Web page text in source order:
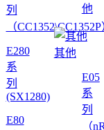
列
（
E280
系
列
(SX1280)
E80
他
其他
E05
系
列
（